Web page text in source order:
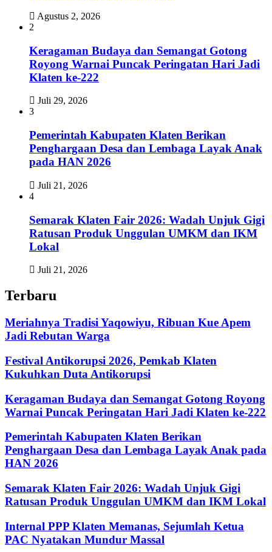
Agustus 2, 2026
2
Keragaman Budaya dan Semangat Gotong
Royong Warnai Puncak Peringatan Hari Jadi
Klaten ke-222
Juli 29, 2026
3
Pemerintah Kabupaten Klaten Berikan
Penghargaan Desa dan Lembaga Layak Anak
pada HAN 2026
Juli 21, 2026
4
Semarak Klaten Fair 2026: Wadah Unjuk Gigi
Ratusan Produk Unggulan UMKM dan IKM
Lokal
Juli 21, 2026
Terbaru
Meriahnya Tradisi Yaqowiyu, Ribuan Kue Apem
Jadi Rebutan Warga
Festival Antikorupsi 2026, Pemkab Klaten
Kukuhkan Duta Antikorupsi
Keragaman Budaya dan Semangat Gotong Royong
Warnai Puncak Peringatan Hari Jadi Klaten ke-222
Pemerintah Kabupaten Klaten Berikan
Penghargaan Desa dan Lembaga Layak Anak pada
HAN 2026
Semarak Klaten Fair 2026: Wadah Unjuk Gigi
Ratusan Produk Unggulan UMKM dan IKM Lokal
Internal PPP Klaten Memanas, Sejumlah Ketua
PAC Nyatakan Mundur Massal